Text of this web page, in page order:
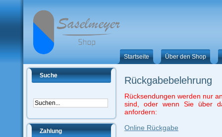
Startseite Über den Shop
Suche
Zahlung
Rückgabebelehrung
Rücksendungen werden nur
sind, oder wenn Sie über
anfordern:
Online Rückgabe